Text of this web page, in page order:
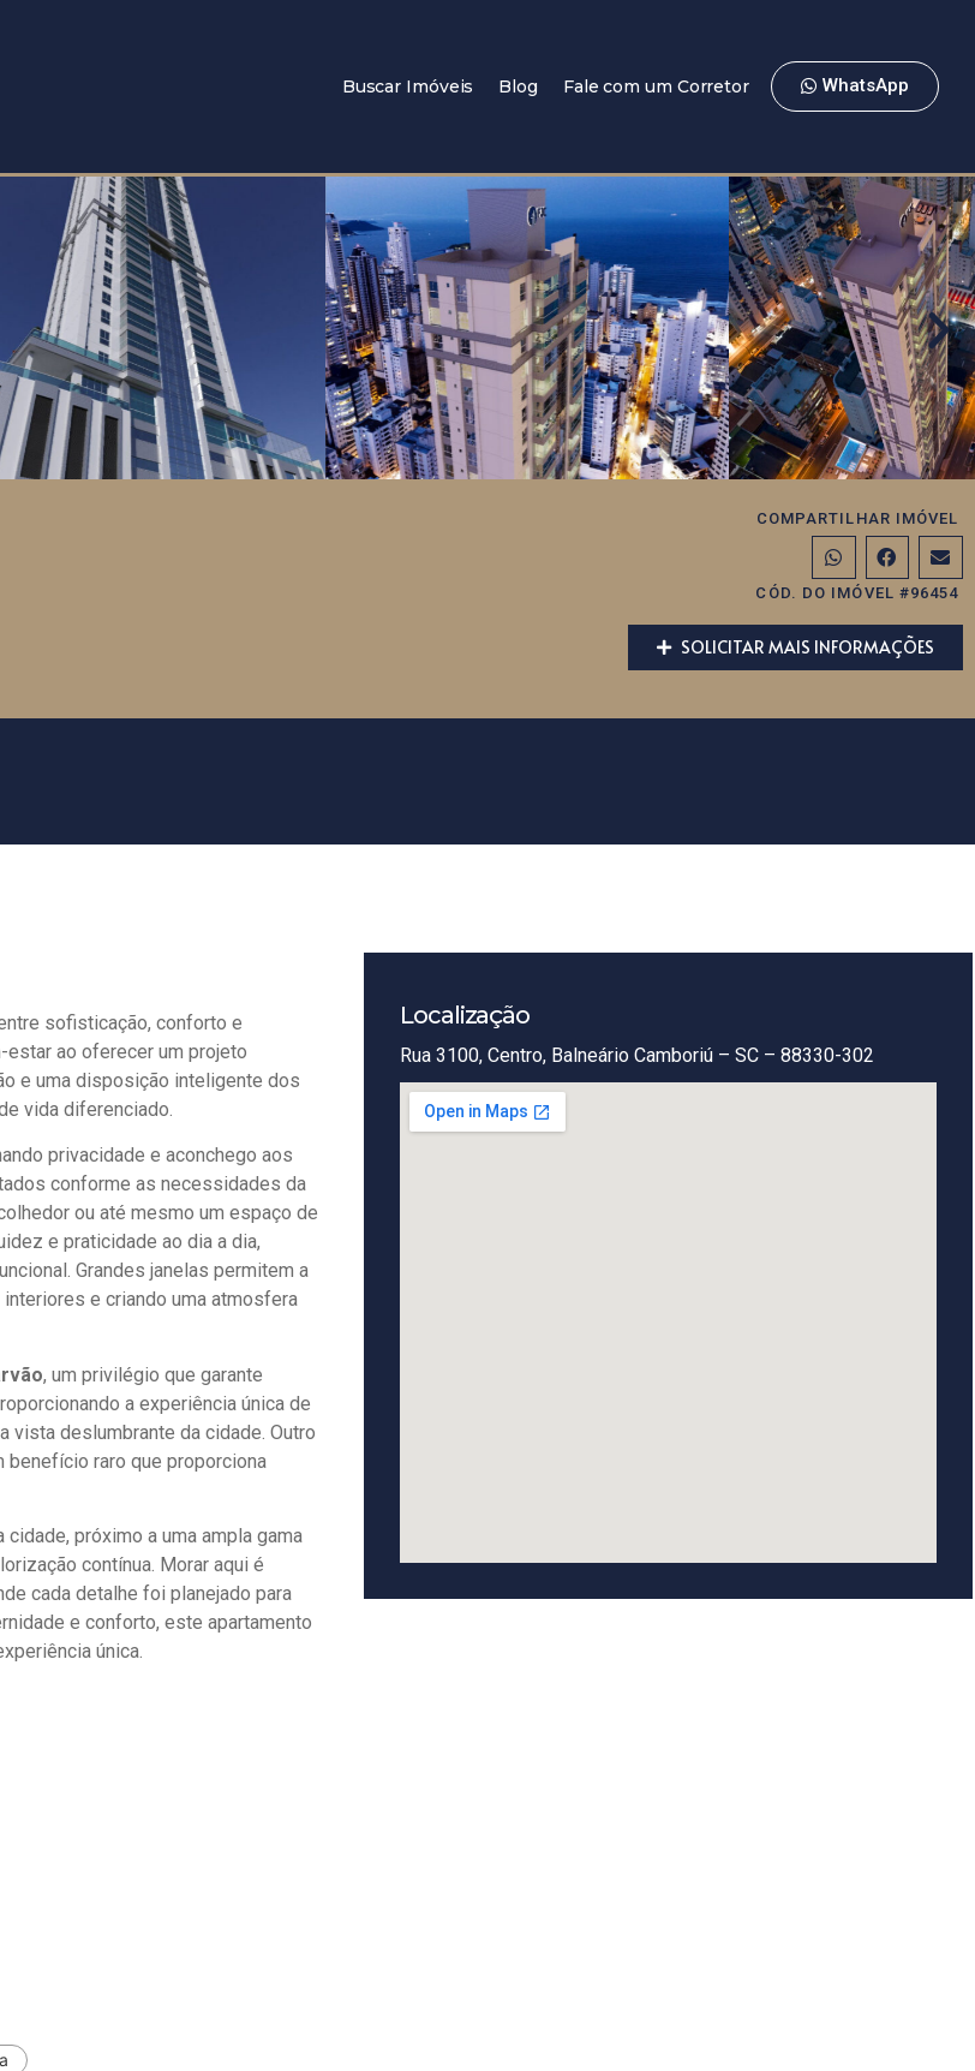
Buscar Imóveis Blog Fale com um Corretor WhatsApp
COMPARTILHAR IMÓVEL
CÓD. DO IMÓVEL #96454
SOLICITAR MAIS INFORMAÇÕES
sofisticação, conforto e
ao oferecer um projeto
e uma disposição inteligente dos
vida diferenciado.
privacidade e aconchego aos
conforme as necessidades da
ou até mesmo um espaço de
e praticidade ao dia a dia,
Grandes janelas permitem a
e criando uma atmosfera
, um privilégio que garante
a experiência única de
vista deslumbrante da cidade. Outro
benefício raro que proporciona
próximo a uma ampla gama
contínua. Morar aqui é
cada detalhe foi planejado para
e conforto, este apartamento
única.
Localização
Rua 3100, Centro, Balneário Camboriú – SC – 88330-302